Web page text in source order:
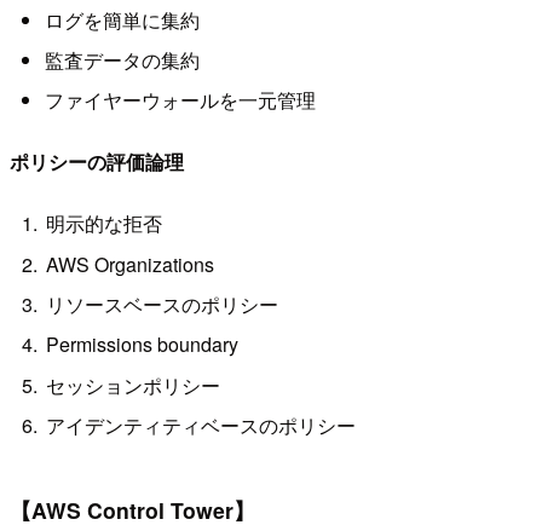
ログを簡単に集約
監査データの集約
ファイヤーウォールを一元管理
ポリシーの評価論理
明示的な拒否
AWS Organizations
リソースベースのポリシー
Permissions boundary
セッションポリシー
アイデンティティベースのポリシー
【AWS Control Tower】